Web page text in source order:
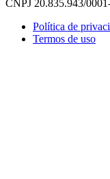
CNPJ 20.835.943/
Política de
Termos de uso